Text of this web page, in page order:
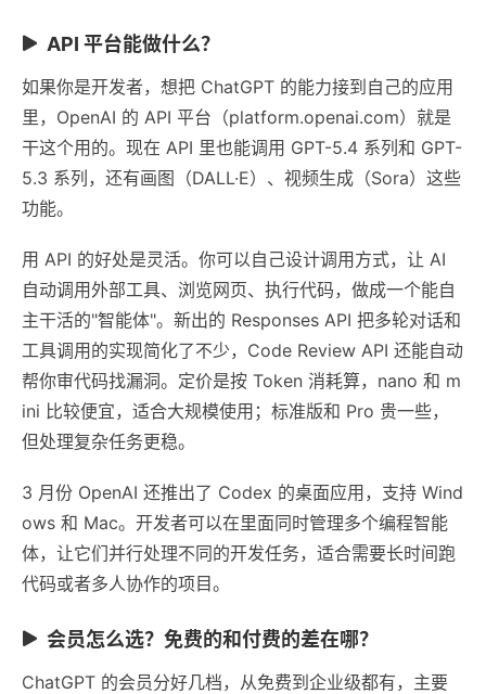
API 平台能做什么？
如果你是开发者，想把 ChatGPT 的能力接到自己的应用
里，OpenAI 的 API 平台（platform.openai.com）就是
干这个用的。现在 API 里也能调用 GPT-5.4 系列和 GPT-
5.3 系列，还有画图（DALL·E）、视频生成（Sora）这些
功能。
用 API 的好处是灵活。你可以自己设计调用方式，让 AI
自动调用外部工具、浏览网页、执行代码，做成一个能自
主干活的"智能体"。新出的 Responses API 把多轮对话和
工具调用的实现简化了不少，Code Review API 还能自动
帮你审代码找漏洞。定价是按 Token 消耗算，nano 和 m
ini 比较便宜，适合大规模使用；标准版和 Pro 贵一些，
但处理复杂任务更稳。
3 月份 OpenAI 还推出了 Codex 的桌面应用，支持 Wind
ows 和 Mac。开发者可以在里面同时管理多个编程智能
体，让它们并行处理不同的开发任务，适合需要长时间跑
代码或者多人协作的项目。
会员怎么选？免费的和付费的差在哪？
ChatGPT 的会员分好几档，从免费到企业级都有，主要